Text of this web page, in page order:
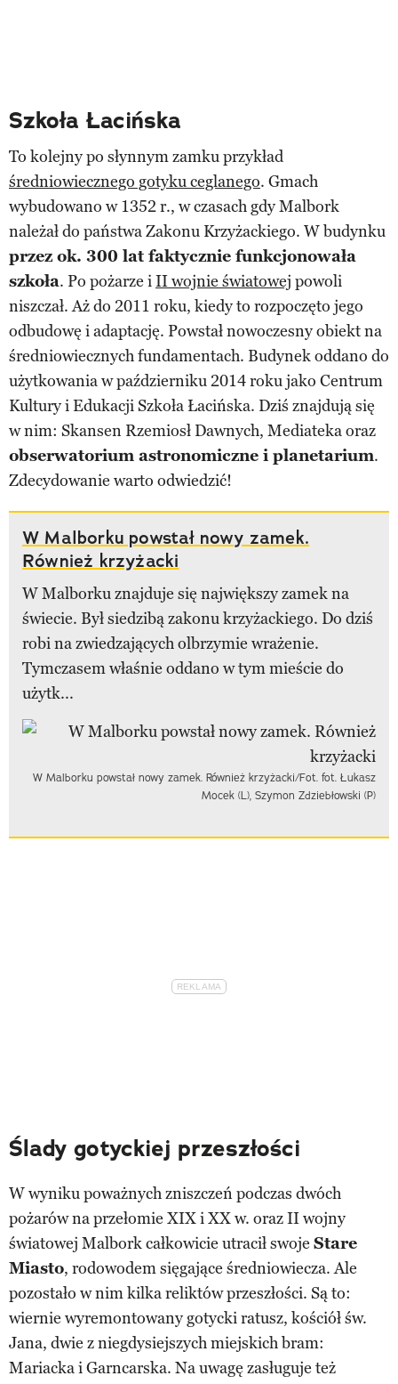
Szkoła Łacińska
To kolejny po słynnym zamku przykład
średniowiecznego gotyku ceglanego. Gmach
wybudowano w 1352 r., w czasach gdy Malbork
należał do państwa Zakonu Krzyżackiego. W budynku
przez ok. 300 lat faktycznie funkcjonowała
szkoła. Po pożarze iII wojnie światowej powoli
niszczał. Aż do 2011 roku, kiedy to rozpoczęto jego
odbudowę i adaptację. Powstał nowoczesny obiekt na
średniowiecznych fundamentach. Budynek oddano do
użytkowania w październiku 2014 roku jako Centrum
Kultury i Edukacji Szkoła Łacińska. Dziś znajdują się
w nim: Skansen Rzemiosł Dawnych, Mediateka oraz
obserwatorium astronomiczne i planetarium.
Zdecydowanie warto odwiedzić!
W Malborku powstał nowy zamek.
Również krzyżacki
W Malborku znajduje się największy zamek na
świecie. Był siedzibą zakonu krzyżackiego. Do dziś
robi na zwiedzających olbrzymie wrażenie.
Tymczasem właśnie oddano w tym mieście do
użytk...
W Malborku powstał nowy zamek. Również krzyżacki/Fot. fot. Łukasz
Mocek (L), Szymon Zdziebłowski (P)
Ślady gotyckiej przeszłości
W wyniku poważnych zniszczeń podczas dwóch
pożarów na przełomie XIX i XX w. oraz II wojny
światowej Malbork całkowicie utracił swoje Stare
Miasto, rodowodem sięgające średniowiecza. Ale
pozostało w nim kilka reliktów przeszłości. Są to:
wiernie wyremontowany gotycki ratusz, kościół św.
Jana, dwie z niegdysiejszych miejskich bram:
Mariacka i Garncarska. Na uwagę zasługuje też